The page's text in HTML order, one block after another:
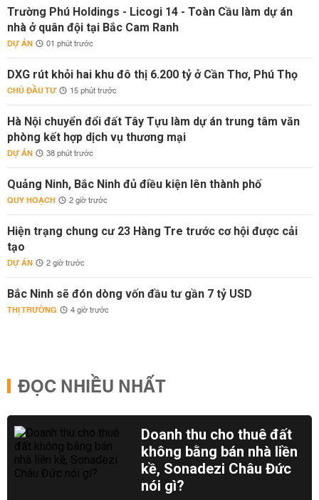
Trường Phú Holdings - Licogi 14 - Toàn Cầu làm dự án
nhà ở quân đội tại Bắc Cam Ranh
DỰ ÁN 01 phút trước
DXG rút khỏi hai khu đô thị 6.200 tỷ ở Cần Thơ, Phú Thọ
CHỦ ĐẦU TƯ 15 phút trước
Hà Nội chuyển đổi đất Tây Tựu làm dự án trung tâm văn
phòng kết hợp dịch vụ thương mại
DỰ ÁN 38 phút trước
Quảng Ninh, Bắc Ninh đủ điều kiện lên thành phố
QUY HOẠCH 2 giờ trước
Hiện trạng chung cư 23 Hàng Tre trước cơ hội được cải
tạo
DỰ ÁN 2 giờ trước
Bắc Ninh sẽ đón dòng vốn đầu tư gần 7 tỷ USD
THỊ TRƯỜNG 4 giờ trước
ĐỌC NHIỀU NHẤT
Doanh thu cho thuê đất
không bằng bán nhà liền
kề, Sonadezi Châu Đức
nói gì?